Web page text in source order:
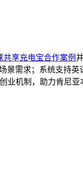
共享充电宝合作案例
需求；系统支持英
业机制，助力肯尼